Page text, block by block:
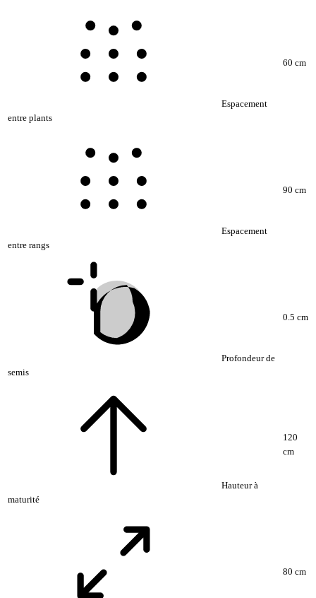
Espacement
entre plants
60 cm
Espacement
entre rangs
90 cm
Profondeur de
semis
0.5 cm
Hauteur à
maturité
120
cm
80 cm